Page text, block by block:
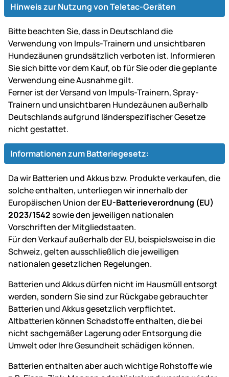
Hinweis zur Nutzung von Teletac-Geräten
Bitte beachten Sie, dass in Deutschland die
Verwendung von Impuls-Trainern und unsichtbaren
Hundezäunen grundsätzlich verboten ist. Informieren
Sie sich bitte vor dem Kauf, ob für Sie oder die geplante
Verwendung eine Ausnahme gilt.
Ferner ist der Versand von Impuls-Trainern, Spray-
Trainern und unsichtbaren Hundezäunen außerhalb
Deutschlands aufgrund länderspezifischer Gesetze
nicht gestattet.
Informationen zum Batteriegesetz:
Da wir Batterien und Akkus bzw. Produkte verkaufen, die
solche enthalten, unterliegen wir innerhalb der
Europäischen Union derEU-Batterieverordnung (EU)
2023/1542sowie den jeweiligen nationalen
Vorschriften der Mitgliedstaaten.
Für den Verkauf außerhalb der EU, beispielsweise in die
Schweiz, gelten ausschließlich die jeweiligen
nationalen gesetzlichen Regelungen.
Batterien und Akkus dürfen nicht im Hausmüll entsorgt
werden, sondern Sie sind zur Rückgabe gebrauchter
Batterien und Akkus gesetzlich verpflichtet.
Altbatterien können Schadstoffe enthalten, die bei
nicht sachgemäßer Lagerung oder Entsorgung die
Umwelt oder Ihre Gesundheit schädigen können.
Batterien enthalten aber auch wichtige Rohstoffe wie